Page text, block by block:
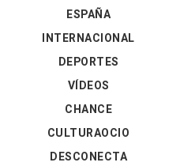
ESPAÑA
INTERNACIONAL
DEPORTES
VÍDEOS
CHANCE
CULTURAOCIO
DESCONECTA